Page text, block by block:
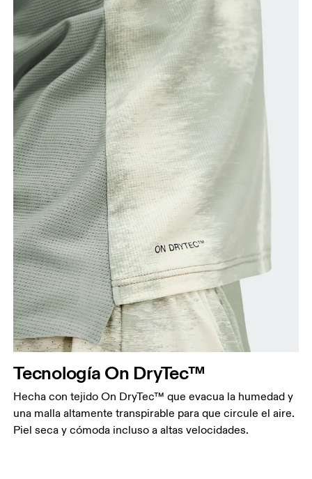
Tecnología On DryTec™
Hecha con tejido On DryTec™ que evacua la humedad y
una malla altamente transpirable para que circule el aire.
Piel seca y cómoda incluso a altas velocidades.